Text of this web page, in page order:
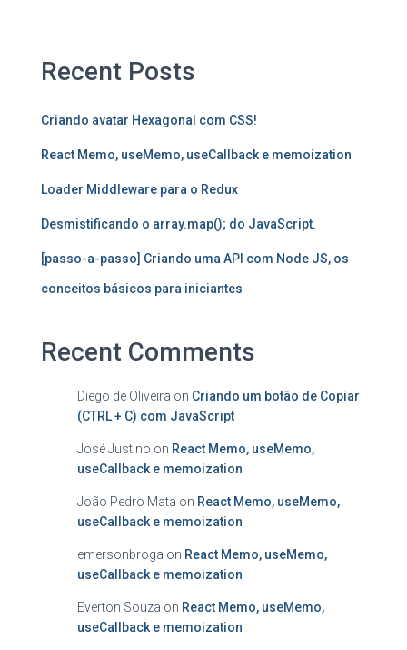
Recent Posts
Criando avatar Hexagonal com CSS!
React Memo, useMemo, useCallback e memoization
Loader Middleware para o Redux
Desmistificando o array.map(); do JavaScript.
[passo-a-passo] Criando uma API com Node JS, os
conceitos básicos para iniciantes
Recent Comments
Diego de Oliveira on Criando um botão de Copiar
(CTRL + C) com JavaScript
José Justino on React Memo, useMemo,
useCallback e memoization
João Pedro Mata on React Memo, useMemo,
useCallback e memoization
emersonbroga on React Memo, useMemo,
useCallback e memoization
Everton Souza on React Memo, useMemo,
useCallback e memoization